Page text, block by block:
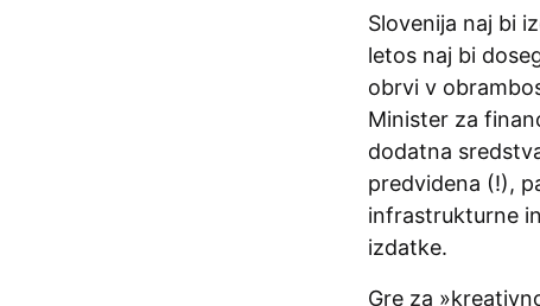
Slovenija naj bi
letos naj bi
obrvi v
Minister za
dodatna
predvidena (!),
infrastrukturne
izdatke.
Gre za